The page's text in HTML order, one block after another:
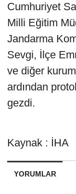
Cumhuriyet
Milli Eğitim
Jandarma
Sevgi, İlçe
ve diğer kurum
ardından
gezdi.
Kaynak : İHA
YORUMLAR